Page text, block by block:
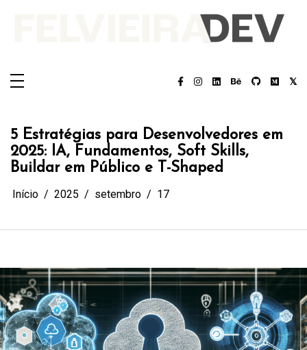
Felvieira.dev
5 Estratégias para Desenvolvedores em
2025: IA, Fundamentos, Soft Skills,
Buildar em Público e T-Shaped
Início 2025 setembro 17